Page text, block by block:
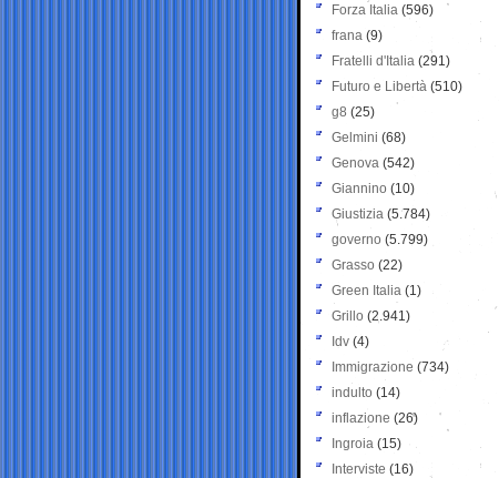
Forza Italia (596)
frana (9)
Fratelli d'Italia (291)
Futuro e Libertà (510)
g8 (25)
Gelmini (68)
Genova (542)
Giannino (10)
Giustizia (5.784)
governo (5.799)
Grasso (22)
Green Italia (1)
Grillo (2.941)
Idv (4)
Immigrazione (734)
indulto (14)
inflazione (26)
Ingroia (15)
Interviste (16)